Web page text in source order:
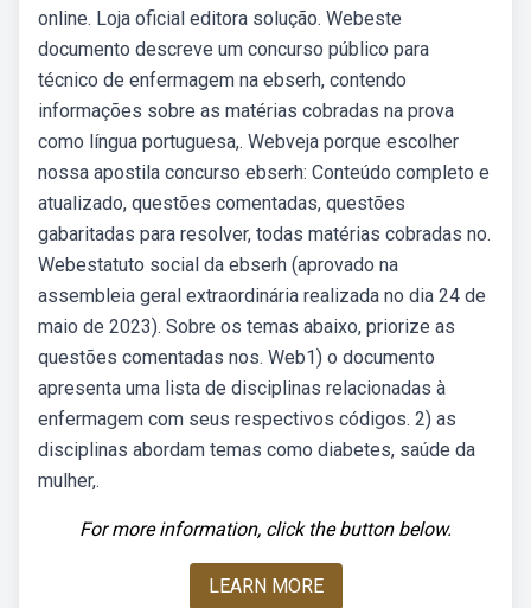
online. Loja oficial editora solução. Webeste
documento descreve um concurso público para
técnico de enfermagem na ebserh, contendo
informações sobre as matérias cobradas na prova
como língua portuguesa,. Webveja porque escolher
nossa apostila concurso ebserh: Conteúdo completo e
atualizado, questões comentadas, questões
gabaritadas para resolver, todas matérias cobradas no.
Webestatuto social da ebserh (aprovado na
assembleia geral extraordinária realizada no dia 24 de
maio de 2023). Sobre os temas abaixo, priorize as
questões comentadas nos. Web1) o documento
apresenta uma lista de disciplinas relacionadas à
enfermagem com seus respectivos códigos. 2) as
disciplinas abordam temas como diabetes, saúde da
mulher,.
For more information, click the button below.
LEARN MORE